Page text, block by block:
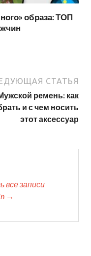
образа: ТОП
СТАТЬЯ
ремень: как
и с чем носить
этот аксессуар
записи
→